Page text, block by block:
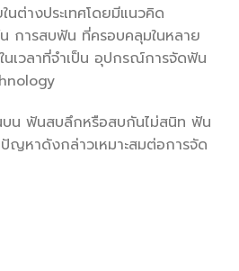
ต่างประเทศโดยมีแนวคิด
การสบฟัน ที่ครอบคลุมในหลาย
นเวลาที่จำเป็น อุปกรณ์การจัดฟัน
บน ฟันสบลึกหรือสบกันไม่สนิท ฟัน
หาดังกล่าวเหมาะสมต่อการจัด